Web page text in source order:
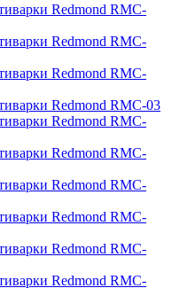
Redmond RMC-
Redmond RMC-
Redmond RMC-
Redmond RMC-03
Redmond RMC-
Redmond RMC-
Redmond RMC-
Redmond RMC-
Redmond RMC-
Redmond RMC-